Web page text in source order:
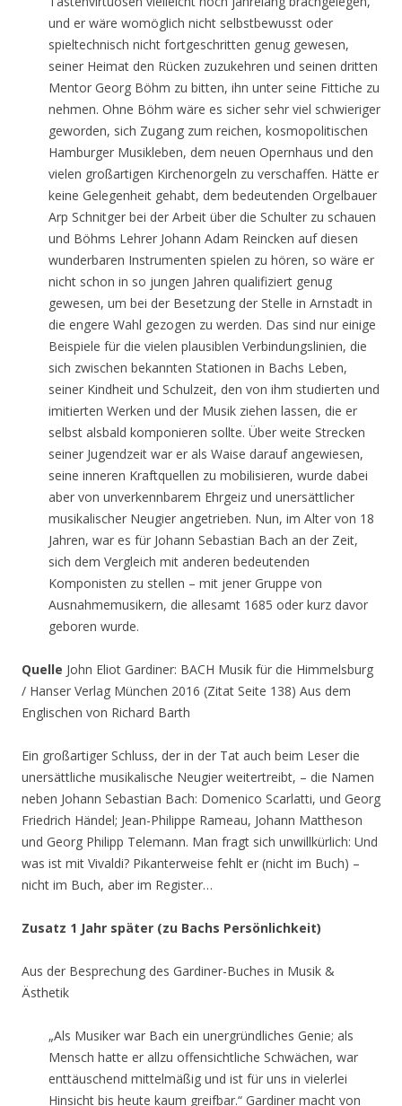
und er wäre womöglich nicht selbstbewusst oder
spieltechnisch nicht fortgeschritten genug gewesen,
seiner Heimat den Rücken zuzukehren und seinen dritten
Mentor Georg Böhm zu bitten, ihn unter seine Fittiche zu
nehmen. Ohne Böhm wäre es sicher sehr viel schwieriger
geworden, sich Zugang zum reichen, kosmopolitischen
Hamburger Musikleben, dem neuen Opernhaus und den
vielen großartigen Kirchenorgeln zu verschaffen. Hätte er
keine Gelegenheit gehabt, dem bedeutenden Orgelbauer
Arp Schnitger bei der Arbeit über die Schulter zu schauen
und Böhms Lehrer Johann Adam Reincken auf diesen
wunderbaren Instrumenten spielen zu hören, so wäre er
nicht schon in so jungen Jahren qualifiziert genug
gewesen, um bei der Besetzung der Stelle in Arnstadt in
die engere Wahl gezogen zu werden. Das sind nur einige
Beispiele für die vielen plausiblen Verbindungslinien, die
sich zwischen bekannten Stationen in Bachs Leben,
seiner Kindheit und Schulzeit, den von ihm studierten und
imitierten Werken und der Musik ziehen lassen, die er
selbst alsbald komponieren sollte. Über weite Strecken
seiner Jugendzeit war er als Waise darauf angewiesen,
seine inneren Kraftquellen zu mobilisieren, wurde dabei
aber von unverkennbarem Ehrgeiz und unersättlicher
musikalischer Neugier angetrieben. Nun, im Alter von 18
Jahren, war es für Johann Sebastian Bach an der Zeit,
sich dem Vergleich mit anderen bedeutenden
Komponisten zu stellen – mit jener Gruppe von
Ausnahmemusikern, die allesamt 1685 oder kurz davor
geboren wurde.
Quelle John Eliot Gardiner: BACH Musik für die Himmelsburg
/ Hanser Verlag München 2016 (Zitat Seite 138) Aus dem
Englischen von Richard Barth
Ein großartiger Schluss, der in der Tat auch beim Leser die
unersättliche musikalische Neugier weitertreibt, – die Namen
neben Johann Sebastian Bach: Domenico Scarlatti, und Georg
Friedrich Händel; Jean-Philippe Rameau, Johann Mattheson
und Georg Philipp Telemann. Man fragt sich unwillkürlich: Und
was ist mit Vivaldi? Pikanterweise fehlt er (nicht im Buch) –
nicht im Buch, aber im Register…
Zusatz 1 Jahr später (zu Bachs Persönlichkeit)
Aus der Besprechung des Gardiner-Buches in Musik &
Ästhetik
„Als Musiker war Bach ein unergründliches Genie; als
Mensch hatte er allzu offensichtliche Schwächen, war
enttäuschend mittelmäßig und ist für uns in vielerlei
Hinsicht bis heute kaum greifbar.“ Gardiner macht von